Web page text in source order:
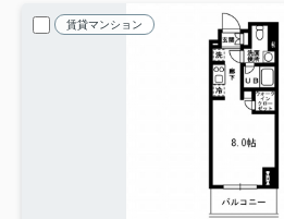
賃貸マンション